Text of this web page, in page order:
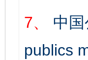
7、
中
publics